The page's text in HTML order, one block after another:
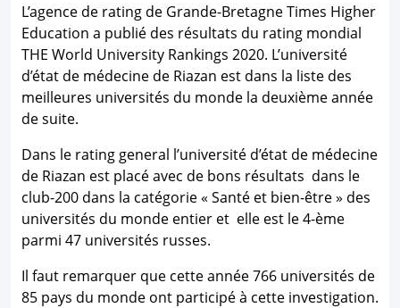
L’agence de rating de Grande-Bretagne Times Higher
Education a publié des résultats du rating mondial
THE World University Rankings 2020. L’université
d’état de médecine de Riazan est dans la liste des
meilleures universités du monde la deuxième année
de suite.
Dans le rating general l’université d’état de médecine
de Riazan est placé avec de bons résultats dans le
club-200 dans la catégorie « Santé et bien-être » des
universités du monde entier et elle est le 4-ème
parmi 47 universités russes.
Il faut remarquer que cette année 766 universités de
85 pays du monde ont participé à cette investigation.